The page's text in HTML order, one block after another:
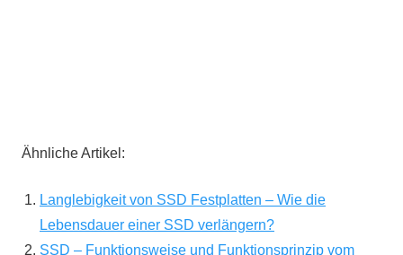
Ähnliche Artikel:
Langlebigkeit von SSD Festplatten – Wie die
Lebensdauer einer SSD verlängern?
SSD – Funktionsweise und Funktionsprinzip vom